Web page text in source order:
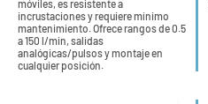
móviles, es resistente a
incrustaciones y requiere mínimo
mantenimiento. Ofrece rangos de 0.5
a 150 l/min, salidas
analógicas/pulsos y montaje en
cualquier posición.